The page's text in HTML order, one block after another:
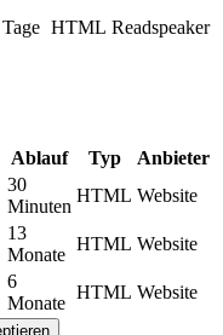
HTML Readspeaker
Ablauf Typ
Anbieter
30
Minuten
HTML Website
13
Monate
HTML Website
6
Monate
HTML Website